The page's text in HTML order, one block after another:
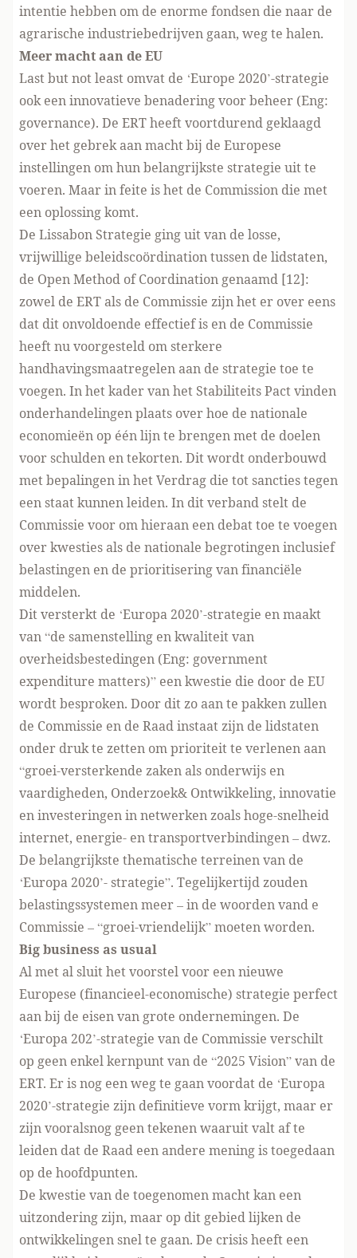
intentie hebben om de enorme fondsen die naar de
agrarische industriebedrijven gaan, weg te halen.
Meer macht aan de EU
Last but not least omvat de ‘Europe 2020’-strategie
ook een innovatieve benadering voor beheer (Eng:
governance). De ERT heeft voortdurend geklaagd
over het gebrek aan macht bij de Europese
instellingen om hun belangrijkste strategie uit te
voeren. Maar in feite is het de Commission die met
een oplossing komt.
De Lissabon Strategie ging uit van de losse,
vrijwillige beleidscoördination tussen de lidstaten,
de Open Method of Coordination genaamd [12]:
zowel de ERT als de Commissie zijn het er over eens
dat dit onvoldoende effectief is en de Commissie
heeft nu voorgesteld om sterkere
handhavingsmaatregelen aan de strategie toe te
voegen. In het kader van het Stabiliteits Pact vinden
onderhandelingen plaats over hoe de nationale
economieën op één lijn te brengen met de doelen
voor schulden en tekorten. Dit wordt onderbouwd
met bepalingen in het Verdrag die tot sancties tegen
een staat kunnen leiden. In dit verband stelt de
Commissie voor om hieraan een debat toe te voegen
over kwesties als de nationale begrotingen inclusief
belastingen en de prioritisering van financiële
middelen.
Dit versterkt de ‘Europa 2020’-strategie en maakt
van “de samenstelling en kwaliteit van
overheidsbestedingen (Eng: government
expenditure matters)” een kwestie die door de EU
wordt besproken. Door dit zo aan te pakken zullen
de Commissie en de Raad instaat zijn de lidstaten
onder druk te zetten om prioriteit te verlenen aan
“groei-versterkende zaken als onderwijs en
vaardigheden, Onderzoek& Ontwikkeling, innovatie
en investeringen in netwerken zoals hoge-snelheid
internet, energie- en transportverbindingen – dwz.
De belangrijkste thematische terreinen van de
‘Europa 2020’- strategie”. Tegelijkertijd zouden
belastingssystemen meer – in de woorden vand e
Commissie – “groei-vriendelijk” moeten worden.
Big business as usual
Al met al sluit het voorstel voor een nieuwe
Europese (financieel-economische) strategie perfect
aan bij de eisen van grote ondernemingen. De
‘Europa 202’-strategie van de Commissie verschilt
op geen enkel kernpunt van de “2025 Vision” van de
ERT. Er is nog een weg te gaan voordat de ‘Europa
2020’-strategie zijn definitieve vorm krijgt, maar er
zijn vooralsnog geen tekenen waaruit valt af te
leiden dat de Raad een andere mening is toegedaan
op de hoofdpunten.
De kwestie van de toegenomen macht kan een
uitzondering zijn, maar op dit gebied lijken de
ontwikkelingen snel te gaan. De crisis heeft een